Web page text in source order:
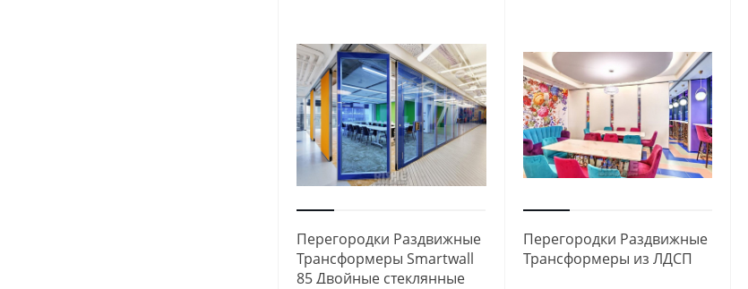
Перегородки Раздвижные
Трансформеры Smartwall
85 Двойные стеклянные
Перегородки Раздвижные
Трансформеры из ЛДСП